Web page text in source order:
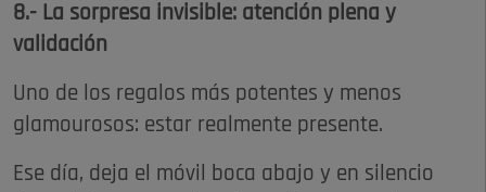
8.- La sorpresa invisible: atención plena y
validación
Uno de los regalos más potentes y menos
glamourosos: estar realmente presente.
Ese día, deja el móvil boca abajo y en silencio